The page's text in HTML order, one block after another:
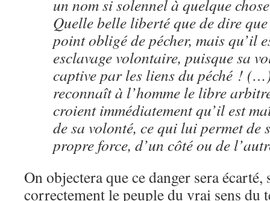
un nom si solennel à quelque
Quelle belle liberté que de dire que
point obligé de pécher, mais qu’il
esclavage volontaire, puisque sa
captive par les liens du péché !
reconnaît à l’homme le libre
croient immédiatement qu’il est
de sa volonté, ce qui lui permet de
propre force, d’un côté ou de
On objectera que ce danger sera
correctement le peuple du vrai sens